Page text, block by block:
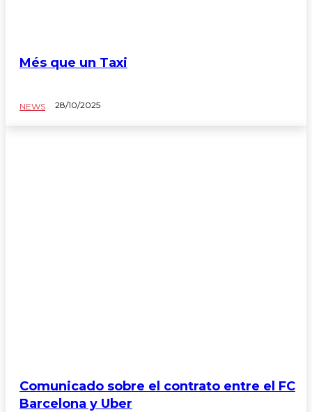
Més que un Taxi
NEWS 28/10/2025
Comunicado sobre el contrato entre el FC
Barcelona y Uber